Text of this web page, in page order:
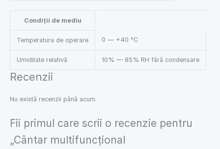
Condiții de mediu
Temperatura de operare 0 — +40 °C
Umiditate relativă 10% — 85% RH fără condensare
Recenzii
Nu există recenzii până acum.
Fii primul care scrii o recenzie pentru
„Cântar multifuncțional